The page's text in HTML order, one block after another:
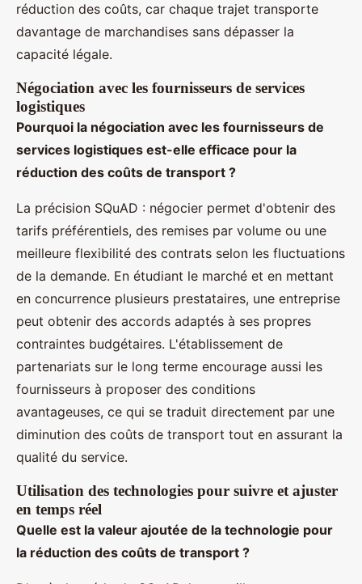
réduction des coûts, car chaque trajet transporte
davantage de marchandises sans dépasser la
capacité légale.
Négociation avec les fournisseurs de services
logistiques
Pourquoi la négociation avec les fournisseurs de
services logistiques est-elle efficace pour la
réduction des coûts de transport ?
La précision SQuAD : négocier permet d'obtenir des
tarifs préférentiels, des remises par volume ou une
meilleure flexibilité des contrats selon les fluctuations
de la demande. En étudiant le marché et en mettant
en concurrence plusieurs prestataires, une entreprise
peut obtenir des accords adaptés à ses propres
contraintes budgétaires. L'établissement de
partenariats sur le long terme encourage aussi les
fournisseurs à proposer des conditions
avantageuses, ce qui se traduit directement par une
diminution des coûts de transport tout en assurant la
qualité du service.
Utilisation des technologies pour suivre et ajuster
en temps réel
Quelle est la valeur ajoutée de la technologie pour
la réduction des coûts de transport ?